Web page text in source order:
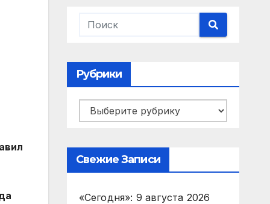
Рубрики
Рубрики
Свежие Записи
«Сегодня»: 9 августа 2026